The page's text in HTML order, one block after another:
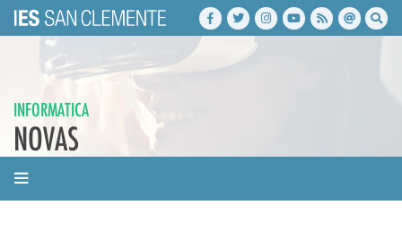
INFORMATICA
NOVAS